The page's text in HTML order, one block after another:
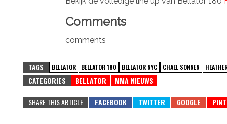
Comments
comments
TAGS BELLATOR BELLATOR 180 BELLATOR NYC CHAEL SONNEN
CATEGORIES BELLATOR MMA NIEUWS
SHARE THIS ARTICLE